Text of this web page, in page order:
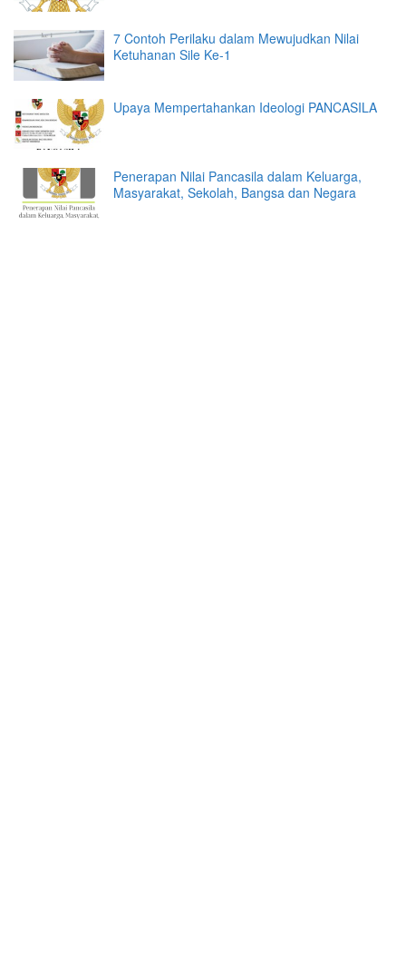
7 Contoh Perilaku dalam Mewujudkan Nilai
Ketuhanan Sile Ke-1
Upaya Mempertahankan Ideologi PANCASILA
Penerapan Nilai Pancasila dalam Keluarga,
Masyarakat, Sekolah, Bangsa dan Negara